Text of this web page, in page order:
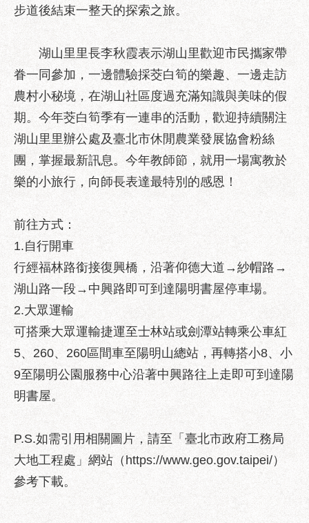
助
專
區
網
站
導
覽
回
首
頁
English
台
北
通
台
北
服
務
通
常
見
答
雙
語
詞
步道後結束一整天的探索之旅。
湖山里里長李秋霞表示湖山里歡迎市民攜家帶
眷一同參加，一邊體驗採茭白筍的樂趣、一邊走訪
農村小秘境，在湖山社區度過充滿知識與美味的假
期。今年茭白筍季有一連串的活動，歡迎持續關注
湖山里里辦公處及臺北市休閒農業發展協會粉絲
團，掌握最新訊息。今年教師節，就用一場寓教於
樂的小旅行，向師長表達最特別的感恩！
前往方式：
1.自行開車
行經福林路銜接復興橋，沿著仰德大道→紗帽路→
湖山路一段→中興路即可到達陽明書屋停車場。
2.大眾運輸
可搭乘大眾運輸捷運至士林站或劍潭站轉乘公車紅
5、260、260區間車至陽明山總站，再轉搭小8、小
9至陽明公園服務中心沿著中興路往上走即可到達陽
明書屋。
P.S.如需引用相關圖片，請至「臺北市政府工務局
大地工程處」網站（https://www.geo.gov.taipei/）
參考下載。